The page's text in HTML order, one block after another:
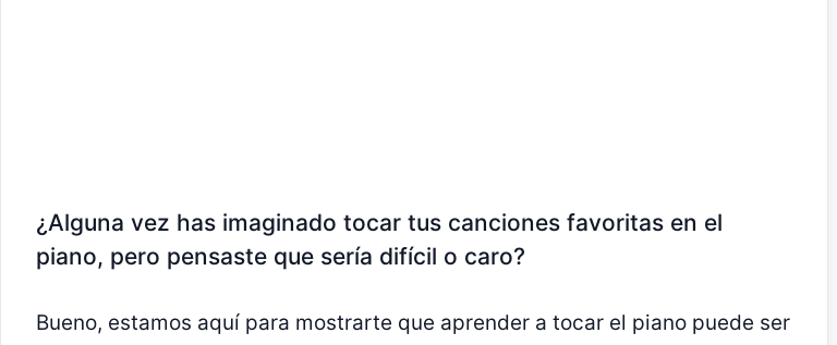
¿Alguna vez has imaginado tocar tus canciones favoritas en el
piano, pero pensaste que sería difícil o caro?
Bueno, estamos aquí para mostrarte que aprender a tocar el piano puede ser